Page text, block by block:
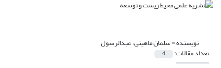
نویسنده =سلمان ماهینی، عبدالرسول
تعداد مقالات: 4